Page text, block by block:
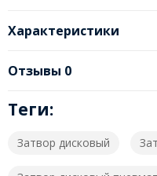
Характеристики
Отзывы 0
Теги:
Затвор дисковый